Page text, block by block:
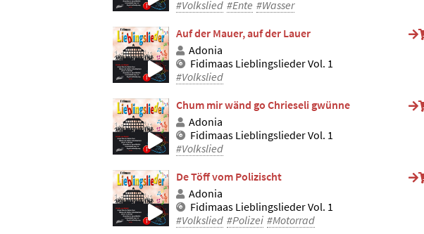
#Volkslied #Ente #Wasser
Auf der Mauer, auf der Lauer
Adonia
Fidimaas Lieblingslieder Vol. 1
#Volkslied
Chum mir wänd go Chrieseli gwünne
Adonia
Fidimaas Lieblingslieder Vol. 1
#Volkslied
De Töff vom Polizischt
Adonia
Fidimaas Lieblingslieder Vol. 1
#Volkslied #Polizei #Motorrad